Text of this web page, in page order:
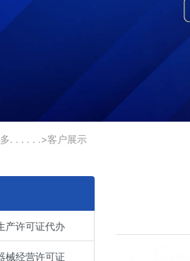
. . . . . .>客户展示
产许可证代办
械经营许可证